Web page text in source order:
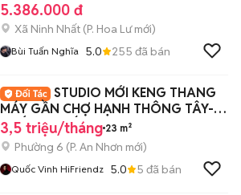
5.386.000 đ
Xã Ninh Nhất (P. Hoa Lưmới)
Bùi Tuấn Nghĩa 5.0 255 đã bán
STUDIO MỚI KENG THANG
MÁY GẦN CHỢ HẠNH THÔNG TÂY-
THỐNG NHẤT FULL NT
3,5 triệu/tháng 23 m²
Phường 6 (P. An Nhơn mới)
Quốc Vinh HiFriendz 5.0 5 đã bán